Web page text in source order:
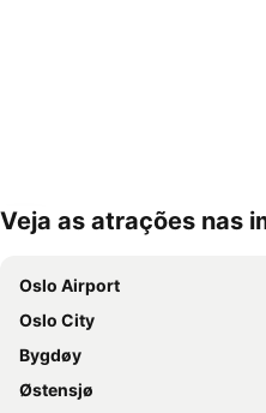
Ampliar mapa
Veja as atrações nas
Oslo Airport
Oslo City
Bygdøy
Østensjø